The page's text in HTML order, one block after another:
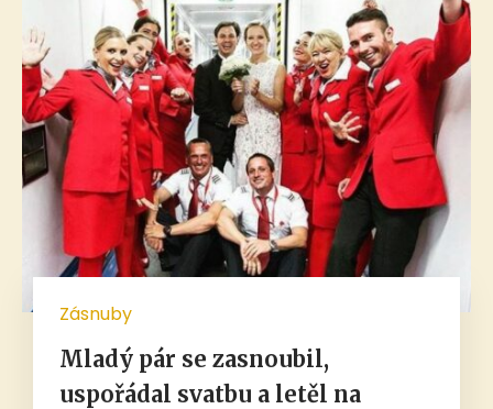
Zásnuby
Mladý pár se zasnoubil,
uspořádal svatbu a letěl na